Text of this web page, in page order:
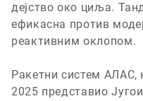
дејство око циља.
ефикасна против
реактивним оклопом.
Ракетни систем АЛАС,
2025 представио